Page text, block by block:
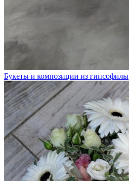
Букеты и композиции из гипсофилы